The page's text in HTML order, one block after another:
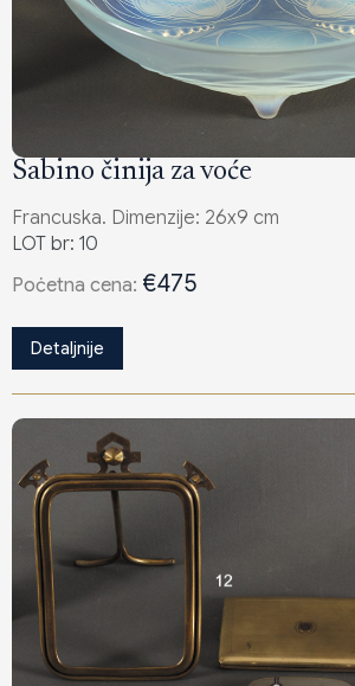
Sabino činija za voće
Francuska. Dimenzije: 26x9 cm
LOT br: 10
Poċetna cena: €475
Detaljnije